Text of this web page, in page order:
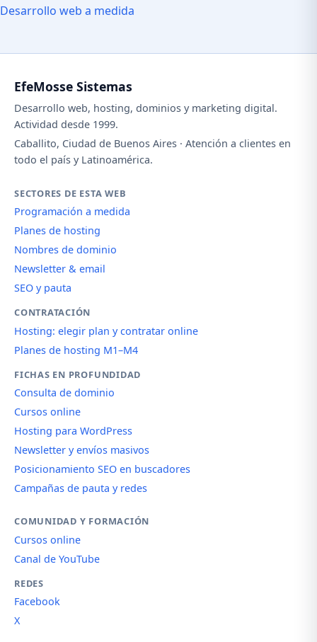
Desarrollo web a medida
EfeMosse Sistemas
Desarrollo web, hosting, dominios y marketing digital.
Actividad desde 1999.
Caballito, Ciudad de Buenos Aires · Atención a clientes en
todo el país y Latinoamérica.
SECTORES DE ESTA WEB
Programación a medida
Planes de hosting
Nombres de dominio
Newsletter & email
SEO y pauta
CONTRATACIÓN
Hosting: elegir plan y contratar online
Planes de hosting M1–M4
FICHAS EN PROFUNDIDAD
Consulta de dominio
Cursos online
Hosting para WordPress
Newsletter y envíos masivos
Posicionamiento SEO en buscadores
Campañas de pauta y redes
COMUNIDAD Y FORMACIÓN
Cursos online
Canal de YouTube
REDES
Facebook
X